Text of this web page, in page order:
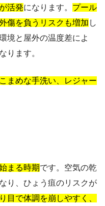
活発になります。 プール
傷を負うリスクも増加 し
境と屋外の温度差によ
ります。
まめな手洗い、レジャー
まる時期です。空気の乾
り、ひょう疽のリスクが
目で体調を崩しやすく、